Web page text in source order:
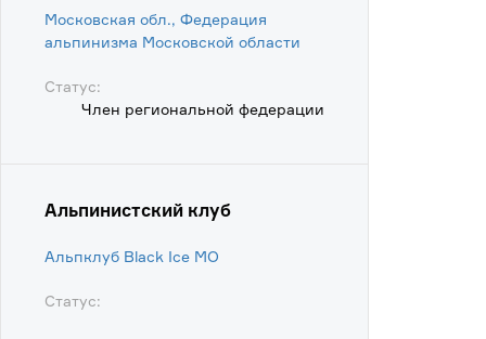
Московская обл., Федерация
альпинизма Московской области
Статус:
Член региональной федерации
Альпинистский клуб
Альпклуб Black Ice МО
Статус: